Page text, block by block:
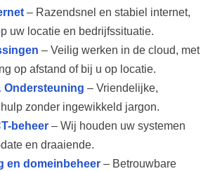
– Razendsnel en stabiel internet,
uw locatie en bedrijfssituatie.
– Veilig werken in de cloud, met
op afstand of bij u op locatie.
Ondersteuning – Vriendelijke,
zonder ingewikkeld jargon.
beheer – Wij houden uw systemen
en draaiende.
en domeinbeheer – Betrouwbare